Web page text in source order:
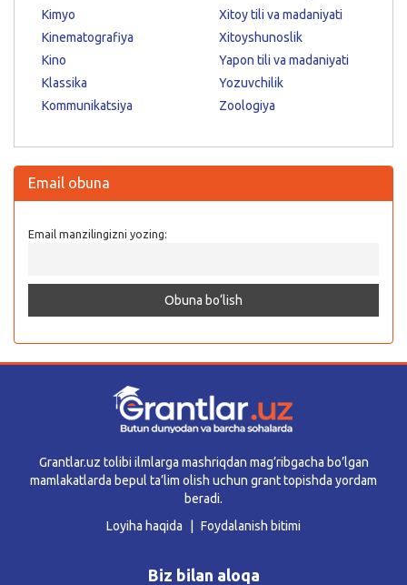
Kimyo
Kinematografiya
Kino
Klassika
Kommunikatsiya
Xitoy tili va madaniyati
Xitoyshunoslik
Yapon tili va madaniyati
Yozuvchilik
Zoologiya
Email obuna
Email manzilingizni yozing:
Grantlar.uz tolibi ilmlarga mashriqdan mag’ribgacha bo’lgan
mamlakatlarda bepul ta’lim olish uchun grant topishda yordam
beradi.
Loyiha haqida
Foydalanish bitimi
Biz bilan aloqa